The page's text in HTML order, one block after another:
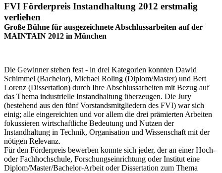
FVI Förderpreis Instandhaltung 2012 erstmalig
verliehen
Große Bühne für ausgezeichnete Abschlussarbeiten auf der
MAINTAIN 2012 in München
Die Gewinner stehen fest - in drei Kategorien konnten Dawid
Schimmel (Bachelor), Michael Roling (Diplom/Master) und Bert
Lorenz (Dissertation) durch Ihre Abschlussarbeiten mit Bezug auf
das Thema industrielle Instandhaltung überzeugen. Die Jury
(bestehend aus den fünf Vorstandsmitgliedern des FVI) war sich
einig; alle eingereichten und vor allem die drei prämierten Arbeiten
fokussieren wirtschaftliche Bedeutung und Nutzen der
Instandhaltung in Technik, Organisation und Wissenschaft mit der
nötigen Relevanz.
Für den Förderpreis bewerben konnte sich jeder, der an einer Hoch-
oder Fachhochschule, Forschungseinrichtung oder Institut eine
Diplom/Master/Bachelor-Arbeit oder Dissertation zum Thema